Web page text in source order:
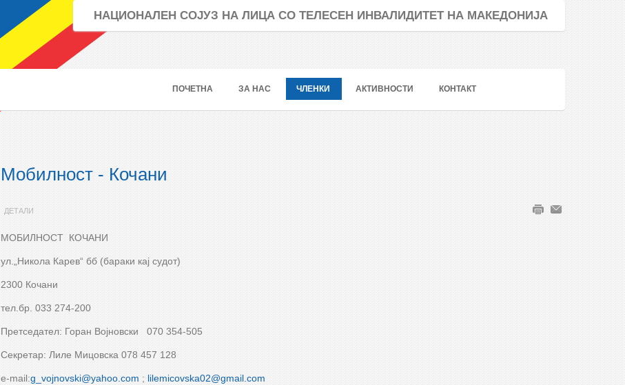
НАЦИОНАЛЕН СОЈУЗ НА ЛИЦА СО ТЕЛЕСЕН ИНВАЛИДИТЕТ НА МАКЕДОНИЈА
ПОЧЕТНА ЗА НАС ЧЛЕНКИ АКТИВНОСТИ КОНТАКТ
Мобилност - Кочани
ДЕТАЛИ
МОБИЛНОСТ КОЧАНИ
ул.„Никола Карев“ бб (бараки кај судот)
2300 Кочани
тел.бр. 033 274-200
Претседател: Горан Војновски 070 354-505
Секретар: Лиле Мицовска 078 457 128
e-mail:g_vojnovski@yahoo.com ; lilemicovska02@gmail.com